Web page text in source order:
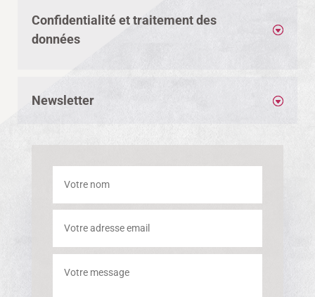
Confidentialité et traitement des
données
Newsletter